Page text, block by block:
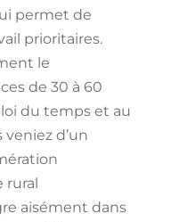
permet de
prioritaires.
le
de 30 à 60
du temps et au
d’un
rural
aisément dans